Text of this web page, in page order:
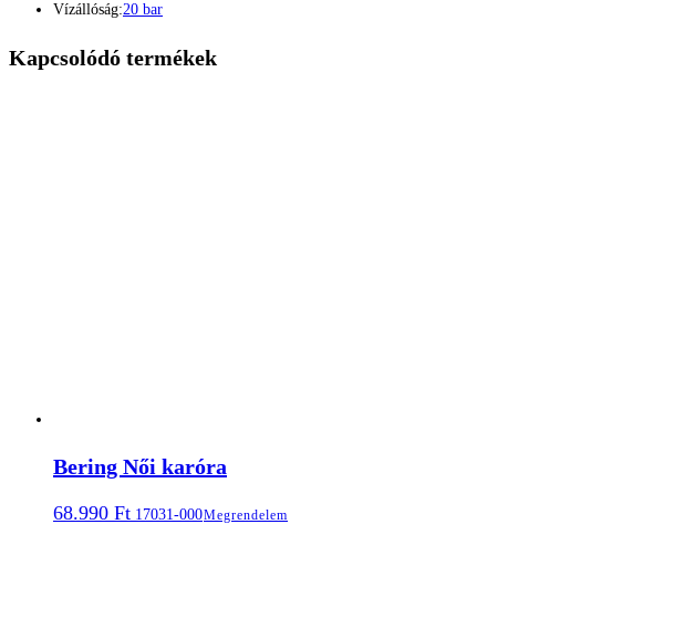
Vízállóság:20 bar
Kapcsolódó termékek
Bering Női karóra
68.990 Ft 17031-000Megrendelem